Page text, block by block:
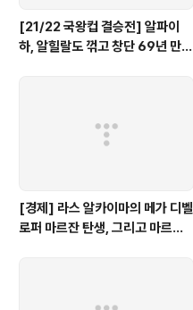
[21/22 국왕컵 결승전] 알파이
하, 알힐랄도 꺾고 창단 69년 만에
[경제] 라스 알카이마의 메가 디벨
로퍼 마르잔 탄생, 그리고 마르잔